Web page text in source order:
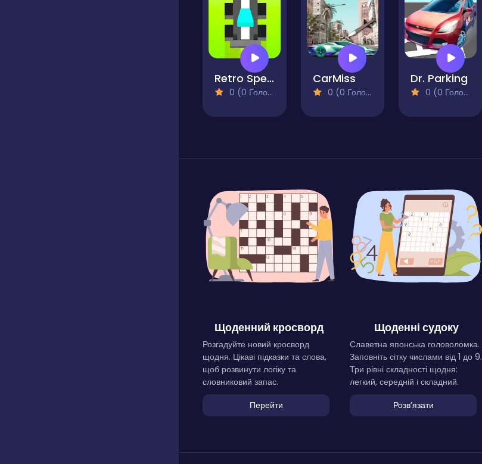
Retro Speed 2
0 (0 Голосів)
CarMiss
0 (0 Голосів)
Dr. Parking
0 (0 Голосів)
Щоденний кросворд
Розгадуйте новий кросворд
щодня. Цікаві підказки та слова,
щоб розвинути логіку та
словниковий запас.
Перейти
Щоденні судоку
Славетна японська головоломка.
Заповніть сітку числами від 1 до 9.
Три рівні складності щодня:
легкий, середній і складний.
Розвʼязати